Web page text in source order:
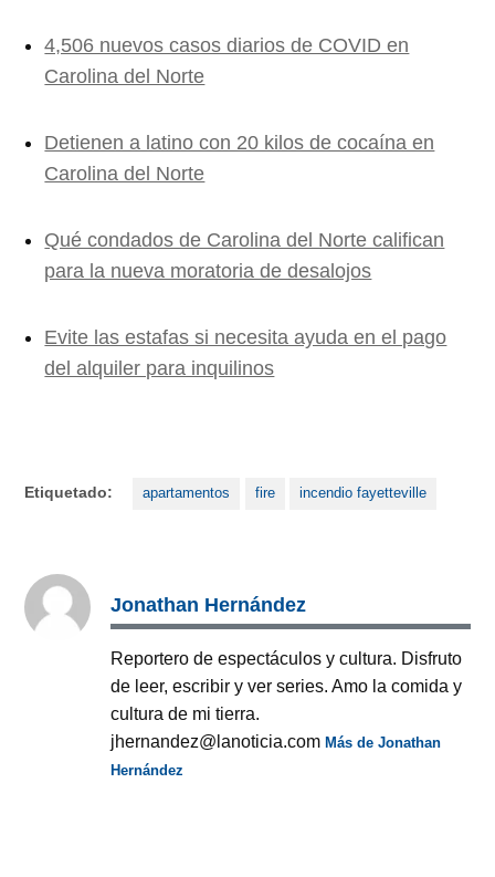
4,506 nuevos casos diarios de COVID en
Carolina del Norte
Detienen a latino con 20 kilos de cocaína en
Carolina del Norte
Qué condados de Carolina del Norte califican
para la nueva moratoria de desalojos
Evite las estafas si necesita ayuda en el pago
del alquiler para inquilinos
Etiquetado: apartamentos fire incendio fayetteville
Jonathan Hernández
Reportero de espectáculos y cultura. Disfruto
de leer, escribir y ver series. Amo la comida y
cultura de mi tierra.
jhernandez@lanoticia.comMás de Jonathan
Hernández